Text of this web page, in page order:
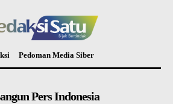
Pedoman Media Siber
Pers Indonesia